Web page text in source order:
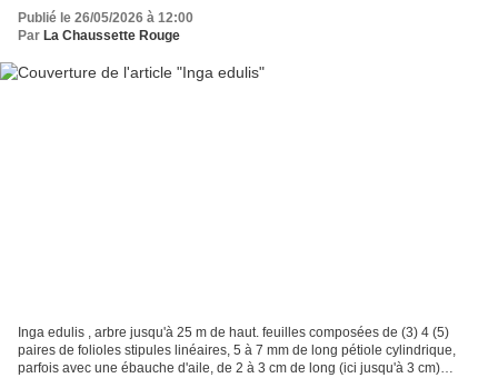
Publié le 26/05/2026 à 12:00
Par La Chaussette Rouge
Inga edulis , arbre jusqu'à 25 m de haut. feuilles composées de (3) 4 (5)
paires de folioles stipules linéaires, 5 à 7 mm de long pétiole cylindrique,
parfois avec une ébauche d'aile, de 2 à 3 cm de long (ici jusqu'à 3 cm)